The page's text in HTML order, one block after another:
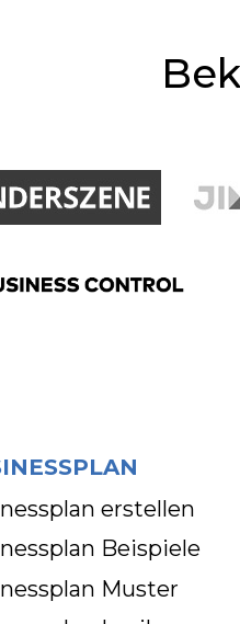
erstellen
Beispiele
Muster